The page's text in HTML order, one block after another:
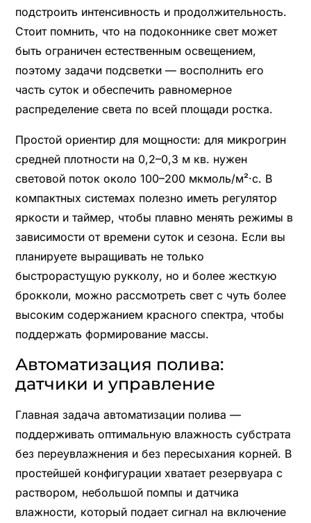
подстроить интенсивность и продолжительность.
Стоит помнить, что на подоконнике свет может
быть ограничен естественным освещением,
поэтому задачи подсветки — восполнить его
часть суток и обеспечить равномерное
распределение света по всей площади ростка.
Простой ориентир для мощности: для микрогрин
средней плотности на 0,2–0,3 м кв. нужен
световой поток около 100–200 мкмоль/м²·с. В
компактных системах полезно иметь регулятор
яркости и таймер, чтобы плавно менять режимы в
зависимости от времени суток и сезона. Если вы
планируете выращивать не только
быстрорастущую рукколу, но и более жесткую
брокколи, можно рассмотреть свет с чуть более
высоким содержанием красного спектра, чтобы
поддержать формирование массы.
Автоматизация полива:
датчики и управление
Главная задача автоматизации полива —
поддерживать оптимальную влажность субстрата
без переувлажнения и без пересыхания корней. В
простейшей конфигурации хватает резервуара с
раствором, небольшой помпы и датчика
влажности, который подает сигнал на включение